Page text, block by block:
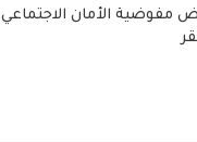
مفوضية الأمان الاجتماعي